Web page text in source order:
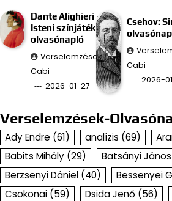
Dante Alighieri –
Isteni színjáték
olvasónapló
Verselemzések
Gabi
2026-01-27
Csehov:
Gabi
2026-
Verselemzések-
Ady Endre (61) analízis (69)
Babits Mihály (29) Batsányi János
Berzsenyi Dániel (40) Bessenyei
Csokonai (59) Dsida Jenő (56)